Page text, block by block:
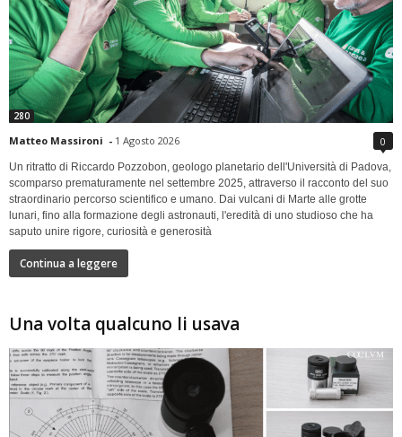
280
Matteo Massironi - 1 Agosto 2026 0
Un ritratto di Riccardo Pozzobon, geologo planetario dell'Università di Padova,
scomparso prematuramente nel settembre 2025, attraverso il racconto del suo
straordinario percorso scientifico e umano. Dai vulcani di Marte alle grotte
lunari, fino alla formazione degli astronauti, l'eredità di uno studioso che ha
saputo unire rigore, curiosità e generosità
Continua a leggere
Una volta qualcuno li usava